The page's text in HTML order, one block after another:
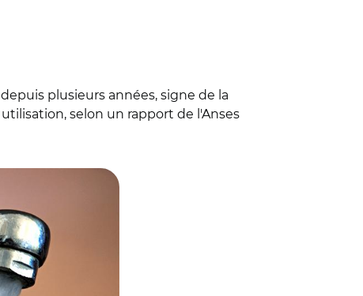
plusieurs années, signe de la
selon un rapport de l'Anses